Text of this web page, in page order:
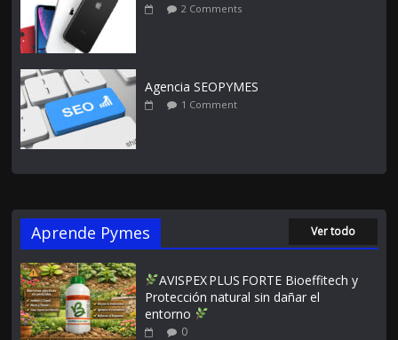
2 Comments
Agencia SEOPYMES
1 Comment
Aprende Pymes Ver todo
AVISPEX PLUS FORTE Bioeffitech y
Protección natural sin dañar el
entorno
0